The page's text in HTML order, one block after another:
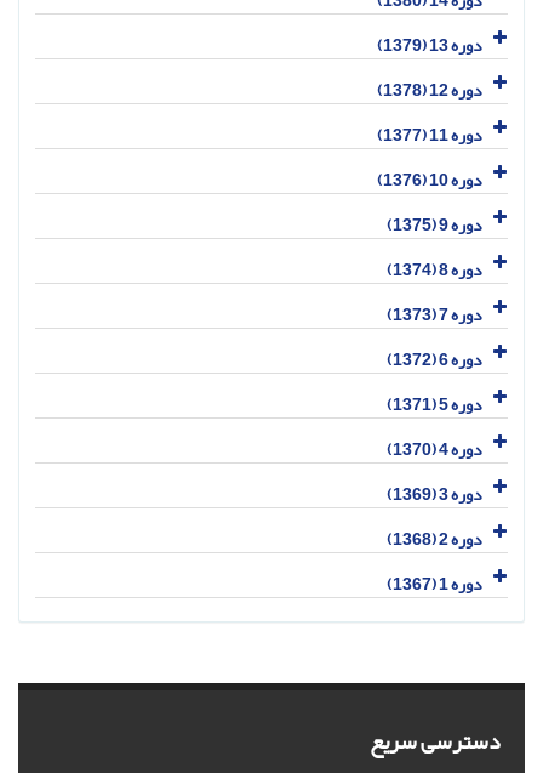
دوره 13 (1379)
دوره 12 (1378)
دوره 11 (1377)
دوره 10 (1376)
دوره 9 (1375)
دوره 8 (1374)
دوره 7 (1373)
دوره 6 (1372)
دوره 5 (1371)
دوره 4 (1370)
دوره 3 (1369)
دوره 2 (1368)
دوره 1 (1367)
دسترسی سریع